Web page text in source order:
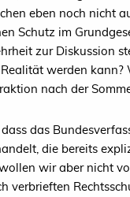
eben noch nicht
Schutz im
zur Diskussion
werden kann?
nach der
das
die bereits
wir aber nicht
verbrieften